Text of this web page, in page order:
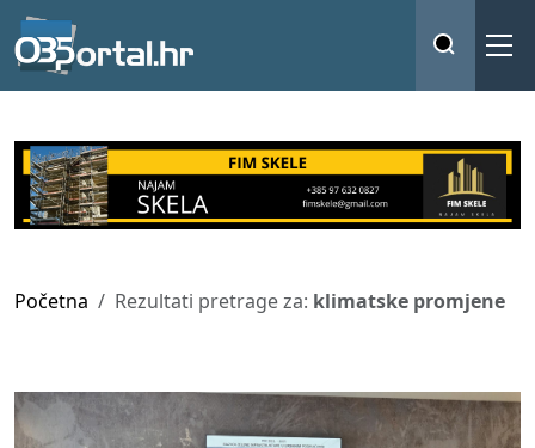
Početna Rezultati pretrage za: klimatske promjene